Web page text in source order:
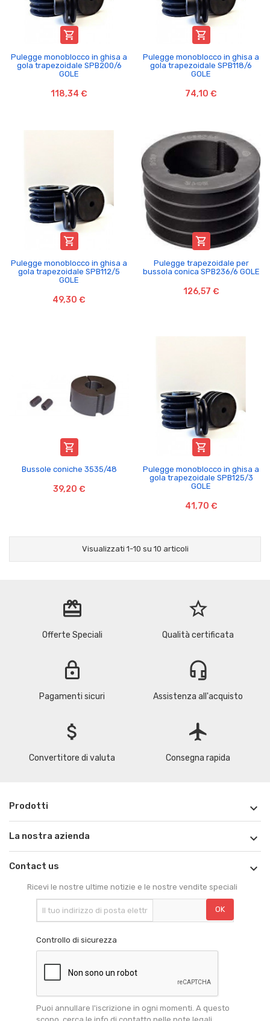

Pulegge monoblocco in ghisa a
gola trapezoidale SPB200/6
GOLE
118,34 €

Pulegge monoblocco in ghisa a
gola trapezoidale SPB118/6
GOLE
74,10 €

Pulegge monoblocco in ghisa a
gola trapezoidale SPB112/5
GOLE
49,30 €

Pulegge trapezoidale per
bussola conica SPB236/6 GOLE
126,57 €

Bussole coniche 3535/48
39,20 €

Pulegge monoblocco in ghisa a
gola trapezoidale SPB125/3
GOLE
41,70 €
Visualizzati 1-10 su 10 articoli
redeem
Offerte Speciali
star_border
Qualità certificata
lock
Pagamenti sicuri
headset_mic
Assistenza all'acquisto
attach_money
Convertitore di valuta
flight
Consegna rapida
Prodotti 
La nostra azienda 
Contact us 
Ricevi le nostre ultime notizie e le nostre vendite speciali
Controllo di sicurezza
Puoi annullare l'iscrizione in ogni momenti. A questo